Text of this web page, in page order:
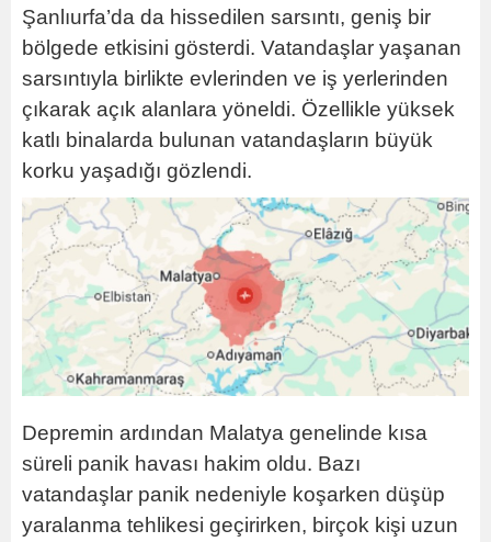
Şanlıurfa’da da hissedilen sarsıntı, geniş bir
bölgede etkisini gösterdi. Vatandaşlar yaşanan
sarsıntıyla birlikte evlerinden ve iş yerlerinden
çıkarak açık alanlara yöneldi. Özellikle yüksek
katlı binalarda bulunan vatandaşların büyük
korku yaşadığı gözlendi.
Depremin ardından Malatya genelinde kısa
süreli panik havası hakim oldu. Bazı
vatandaşlar panik nedeniyle koşarken düşüp
yaralanma tehlikesi geçirirken, birçok kişi uzun